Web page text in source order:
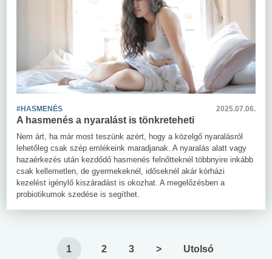
#HASMENÉS 2025.07.06.
A hasmenés a nyaralást is tönkreteheti
Nem árt, ha már most teszünk azért, hogy a közelgő nyaralásról
lehetőleg csak szép emlékeink maradjanak. A nyaralás alatt vagy
hazaérkezés után kezdődő hasmenés felnőtteknél többnyire inkább
csak kellemetlen, de gyermekeknél, időseknél akár kórházi
kezelést igénylő kiszáradást is okozhat. A megelőzésben a
probiotikumok szedése is segíthet.
1 2 3 > Utolsó